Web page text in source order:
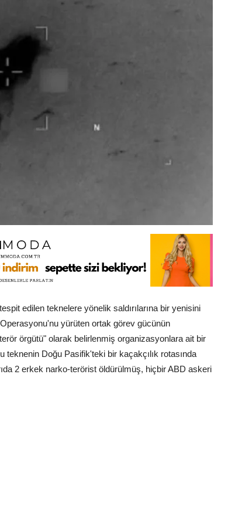
edilen teknelere yönelik saldırılarına bir yenisini
yürüten ortak görev gücünün
örgütü" olarak belirlenmiş organizasyonlara ait bir
teknenin Doğu Pasifik'teki bir kaçakçılık rotasında
2 erkek narko-terörist öldürülmüş, hiçbir ABD askeri